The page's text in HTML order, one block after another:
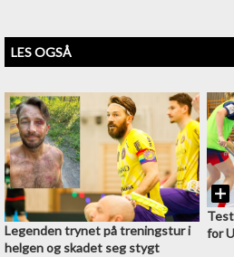
LES OGSÅ
Legenden trynet på treningstur i
helgen og skadet seg stygt
for